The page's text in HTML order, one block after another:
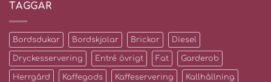
TAGGAR
Bordsdukar Bordskjolar Brickor Diesel
Dryckesservering Entré övrigt Fat Garderob
Herrgård Kaffegods Kaffeservering Kallhållning